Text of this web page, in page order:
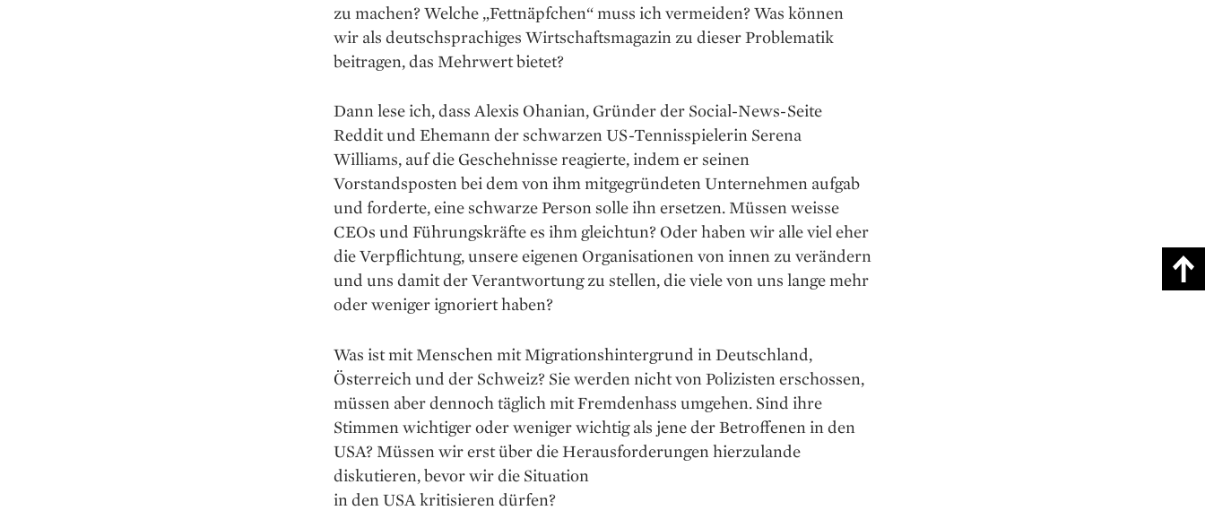
zu machen? Welche „Fettnäpfchen“ muss ich vermeiden? Was können
wir als deutschsprachiges Wirtschaftsmagazin zu dieser Problematik
beitragen, das Mehrwert bietet?
Dann lese ich, dass Alexis Ohanian, Gründer der Social-News-Seite
Reddit und Ehemann der schwarzen US-Tennisspielerin Serena
Williams, auf die Geschehnisse reagierte, indem er seinen
Vorstandsposten bei dem von ihm mitgegründeten Unternehmen aufgab
und forderte, eine schwarze Person solle ihn ersetzen. Müssen weisse
CEOs und Führungskräfte es ihm gleichtun? Oder haben wir alle viel eher
die Verpflichtung, unsere eigenen Organisationen von innen zu verändern
und uns damit der Verantwortung zu stellen, die viele von uns lange mehr
oder weniger ignoriert haben?
Was ist mit Menschen mit Migrations­hintergrund in Deutschland,
Österreich und der Schweiz? Sie werden nicht von Polizisten erschossen,
müssen aber dennoch täglich mit Fremdenhass umgehen. Sind ihre
Stimmen wichtiger oder weniger wichtig als jene der Betroffenen in den
USA? Müssen wir erst über die Herausforderungen hierzulande
diskutieren, bevor wir die Situation
in den USA kritisieren dürfen?